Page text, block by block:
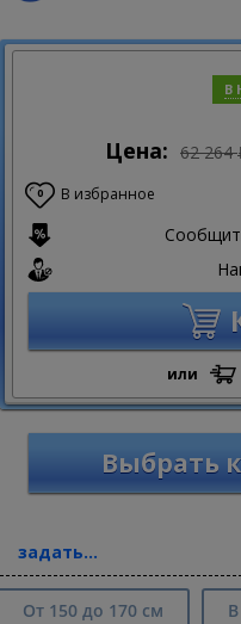
В
Цена: 62 264
0 В избранное
или
Выбрать
задать...
От 150 до 170 см